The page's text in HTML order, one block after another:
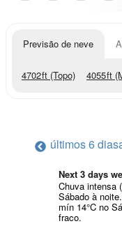
Previsão de neve
4702ft (Topo) 4055ft
últimos 6 dias
Next 3 days
Chuva intensa
Sábado à
mín 14°C no
fraco.